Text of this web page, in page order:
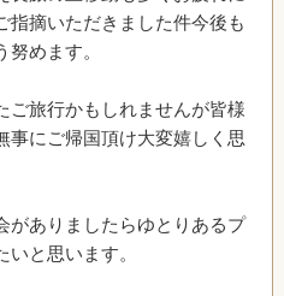
指摘いただきました件今後も
めます。
ご旅行かもしれませんが皆様
事にご帰国頂け大変嬉しく思
がありましたらゆとりあるプ
と思います。